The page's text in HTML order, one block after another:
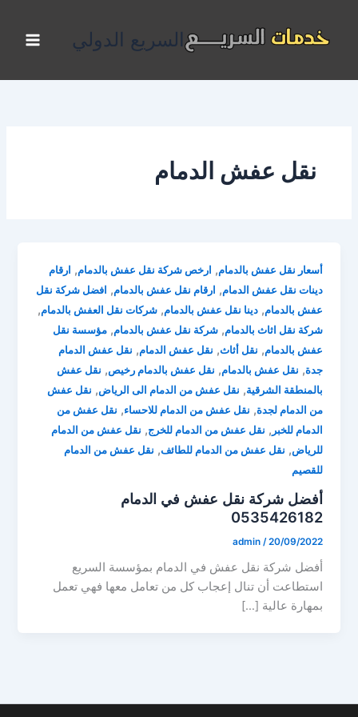
المحتوى
السريع الدولي
نقل عفش الدمام
أسعار نقل عفش بالدمام, ارخص شركة نقل عفش بالدمام, ارقام
دينات نقل عفش الدمام, ارقام نقل عفش بالدمام, افضل شركة نقل
عفش بالدمام,دينا نقل عفش بالدمام,شركات نقل العفش بالدمام,
شركة نقل اثاث بالدمام,شركة نقل عفش بالدمام,مؤسسة نقل
عفش بالدمام, نقل أثاث, نقل عفش الدمام, نقل عفش الدمام
جدة, نقل عفش بالدمام, نقل عفش بالدمام رخيص, نقل عفش
بالمنطقة الشرقية, نقل عفش من الدمام الى الرياض, نقل عفش
من الدمام لجدة, نقل عفش من الدمام للاحساء, نقل عفش من
الدمام للخبر , نقل عفش من الدمام للخرج, نقل عفش من الدمام
للرياض, نقل عفش من الدمام للطائف, نقل عفش من الدمام
للقصيم
أفضل شركة نقل عفش في الدمام
0535426182
admin /20/09/2022
أفضل شركة نقل عفش في الدمام بمؤسسة السريع
استطاعت أن تنال إعجاب كل من تعامل معها فهي تعمل
بمهارة عالية […]